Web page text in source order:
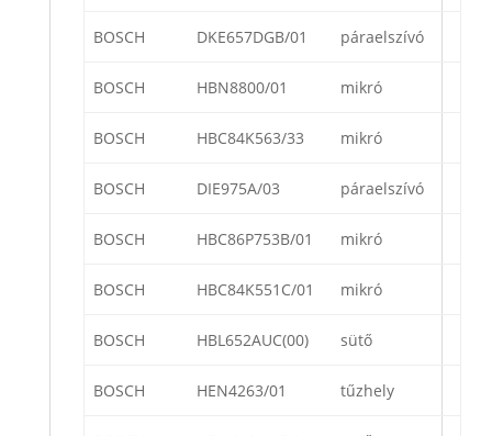
BOSCH DKE657DGB/01 páraelszívó
BOSCH HBN8800/01 mikró
BOSCH HBC84K563/33 mikró
BOSCH DIE975A/03 páraelszívó
BOSCH HBC86P753B/01 mikró
BOSCH HBC84K551C/01 mikró
BOSCH HBL652AUC(00) sütő
BOSCH HEN4263/01 tűzhely